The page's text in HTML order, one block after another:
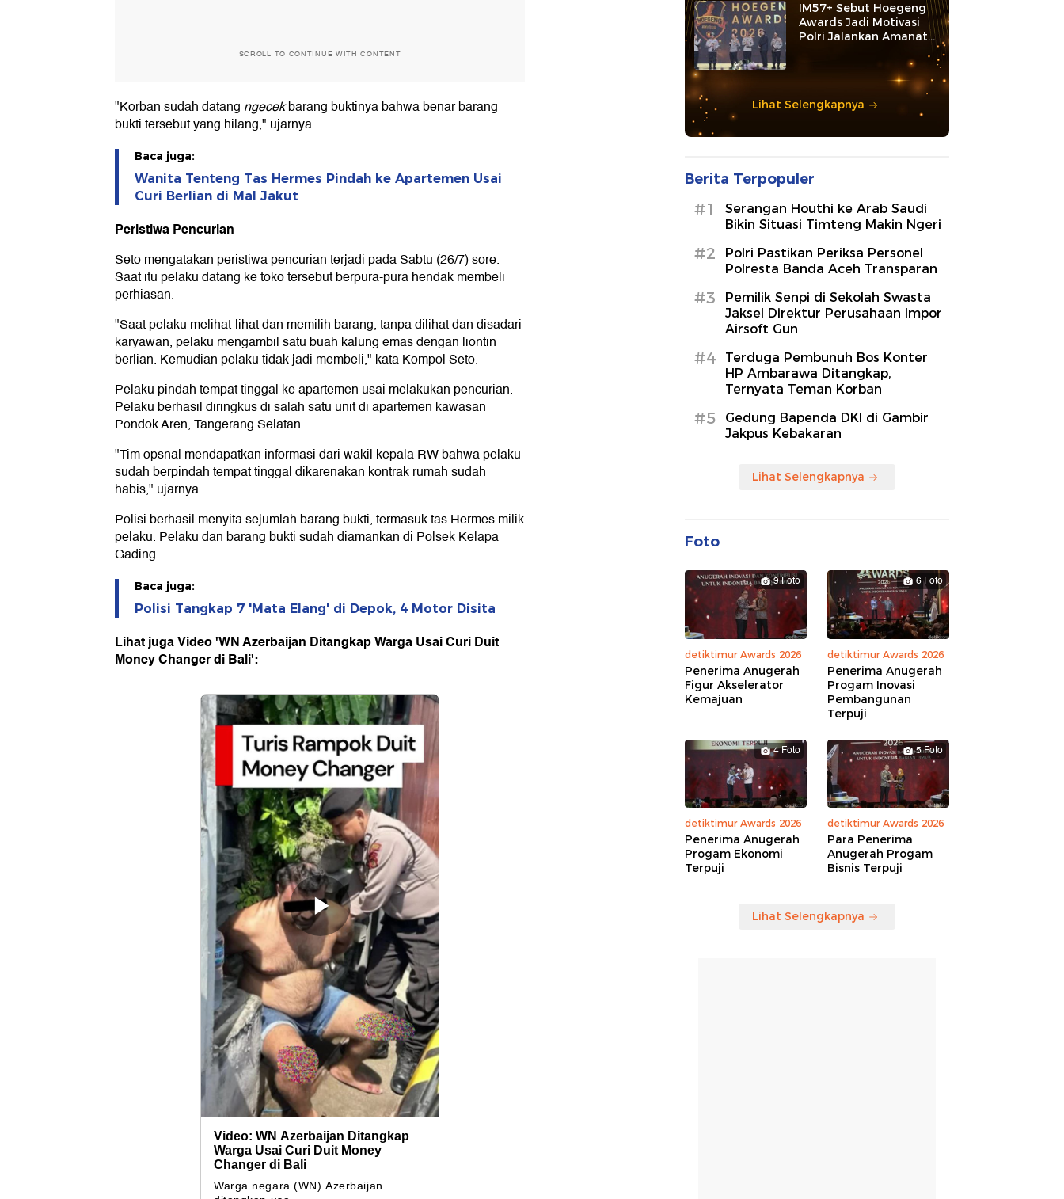
SCROLL TO CONTINUE WITH CONTENT
"Korban sudah datang ngecekbarang buktinya bahwa benar barang
bukti tersebut yang hilang," ujarnya.
Baca juga:
Wanita Tenteng Tas Hermes Pindah ke Apartemen Usai
Curi Berlian di Mal Jakut
Peristiwa Pencurian
Seto mengatakan peristiwa pencurian terjadi pada Sabtu (26/7) sore.
Saat itu pelaku datang ke toko tersebut berpura-pura hendak membeli
perhiasan.
"Saat pelaku melihat-lihat dan memilih barang, tanpa dilihat dan disadari
karyawan, pelaku mengambil satu buah kalung emas dengan liontin
berlian. Kemudian pelaku tidak jadi membeli," kata Kompol Seto.
Pelaku pindah tempat tinggal ke apartemen usai melakukan pencurian.
Pelaku berhasil diringkus di salah satu unit di apartemen kawasan
Pondok Aren, Tangerang Selatan.
"Tim opsnal mendapatkan informasi dari wakil kepala RW bahwa pelaku
sudah berpindah tempat tinggal dikarenakan kontrak rumah sudah
habis," ujarnya.
Polisi berhasil menyita sejumlah barang bukti, termasuk tas Hermes milik
pelaku. Pelaku dan barang bukti sudah diamankan di Polsek Kelapa
Gading.
Baca juga:
Polisi Tangkap 7 'Mata Elang' di Depok, 4 Motor Disita
Lihat juga Video 'WN Azerbaijan Ditangkap Warga Usai Curi Duit
Money Changer di Bali':
IM57+ Sebut Hoegeng
Awards Jadi Motivasi
Polri Jalankan Amanat
Lihat Selengkapnya
Berita Terpopuler
#1
Serangan Houthi ke Arab Saudi
Bikin Situasi Timteng Makin Ngeri
#2
Polri Pastikan Periksa Personel
Polresta Banda Aceh Transparan
#3
Pemilik Senpi di Sekolah Swasta
Jaksel Direktur Perusahaan Impor
Airsoft Gun
#4
Terduga Pembunuh Bos Konter
HP Ambarawa Ditangkap,
Ternyata Teman Korban
#5
Gedung Bapenda DKI di Gambir
Jakpus Kebakaran
Lihat Selengkapnya
Foto
9 Foto
detiktimur Awards 2026
Penerima Anugerah
Figur Akselerator
Kemajuan
6 Foto
detiktimur Awards 2026
Penerima Anugerah
Progam Inovasi
Pembangunan
Terpuji
4 Foto
detiktimur Awards 2026
Penerima Anugerah
Progam Ekonomi
Terpuji
5 Foto
detiktimur Awards 2026
Para Penerima
Anugerah Progam
Bisnis Terpuji
Lihat Selengkapnya